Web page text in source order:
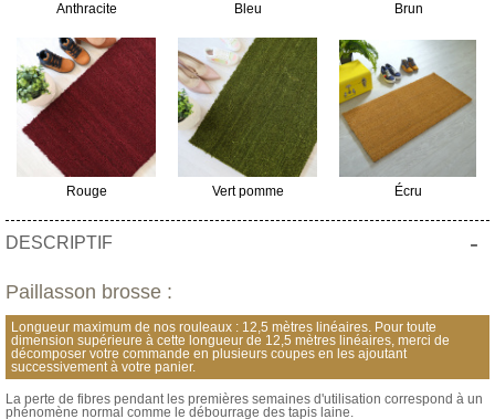
Anthracite Bleu Brun
Rouge Vert pomme Écru
DESCRIPTIF -
Paillasson brosse :
Longueur maximum de nos rouleaux : 12,5 mètres linéaires. Pour toute
dimension supérieure à cette longueur de 12,5 mètres linéaires, merci de
décomposer votre commande en plusieurs coupes en les ajoutant
successivement à votre panier.
La perte de fibres pendant les premières semaines d'utilisation correspond à un
phénomène normal comme le débourrage des tapis laine.